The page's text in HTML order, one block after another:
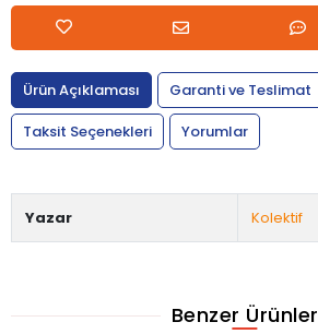
Ürün Açıklaması
Garanti ve Teslimat
Taksit Seçenekleri
Yorumlar
Yazar Kolektif
Benzer Ürünler